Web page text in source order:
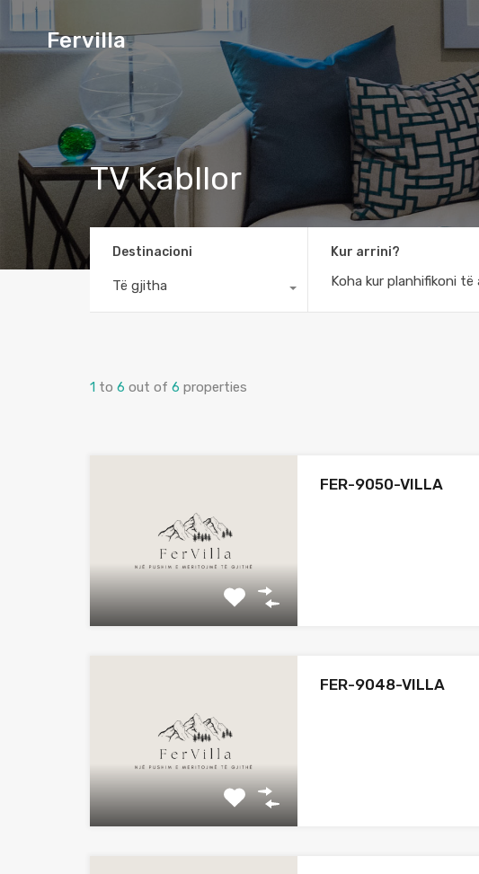
Fervilla
TV Kabllor
Destinacioni
Të gjitha
Kur arrini?
1 to 6 out of 6 properties
FER-9050-VILLA
FER-9048-VILLA